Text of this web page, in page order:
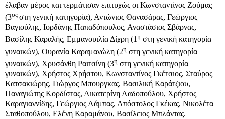
έλαβαν μέρος και τερμάτισαν επιτυχώς οι Κωνσταντίνος Ζούμας
(3ος στη γενική κατηγορία), Αντώνιος Θανασάρας, Γεώργιος
Βαγιούλης, Ιορδάνης Παπαδόπουλος, Αναστάσιος Σβάρνας,
Βασίλης Καραλής, Εμμανουιλία Δίχρη (1η στη γενική κατηγορία
γυναικών), Ουρανία Καραμανώλη (2η στη γενική κατηγορία
γυναικών), Χρυσάνθη Ραιτσίνη (3η στη γενική κατηγορία
γυναικών), Χρήστος Χρήστου, Κωνσταντίνος Γκέτσιος, Σταύρος
Κατσακιώρης, Γιώργος Μπουργκας, Βασιλική Καράτζιου,
Παναγιώτης Κορδίστας, Αικατερίνη Λαδοπούλου, Χρήστος
Καραγιαννίδης, Γεώργιος Λάμπας, Απόστολος Γκέκας, Νικολέτα
Σταθοπούλου, Ελένη Καραμάνου, Βασίλειος Μπλάντας.